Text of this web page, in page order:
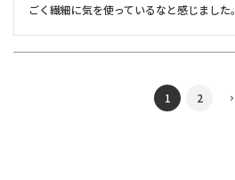
ごく繊細に気を使っているなと感じました。
1
2